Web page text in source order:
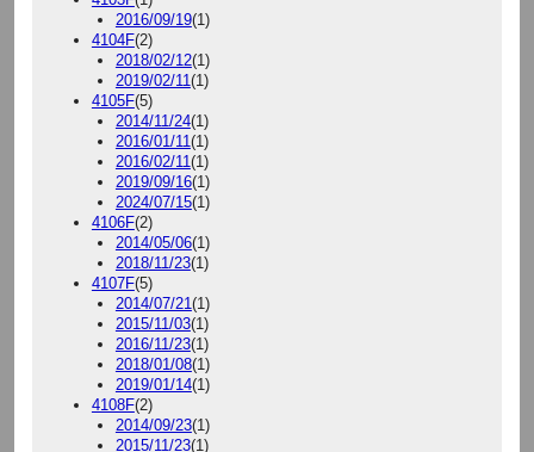
2016/09/19(1)
4104F(2)
2018/02/12(1)
2019/02/11(1)
4105F(5)
2014/11/24(1)
2016/01/11(1)
2016/02/11(1)
2019/09/16(1)
2024/07/15(1)
4106F(2)
2014/05/06(1)
2018/11/23(1)
4107F(5)
2014/07/21(1)
2015/11/03(1)
2016/11/23(1)
2018/01/08(1)
2019/01/14(1)
4108F(2)
2014/09/23(1)
2015/11/23(1)